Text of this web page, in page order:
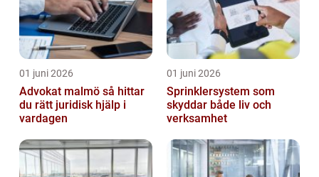
01 juni 2026
Advokat malmö så hittar
du rätt juridisk hjälp i
vardagen
01 juni 2026
Sprinklersystem som
skyddar både liv och
verksamhet